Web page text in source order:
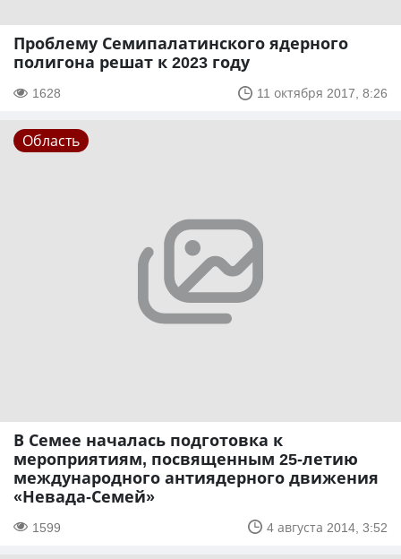
Проблему Семипалатинского ядерного
полигона решат к 2023 году
1628 11 октября 2017, 8:26
Область
В Семее началась подготовка к
мероприятиям, посвященным 25-летию
международного антиядерного движения
«Невада-Семей»
1599 4 августа 2014, 3:52